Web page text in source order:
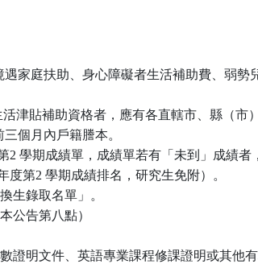
家庭扶助、身心障礙者生活補助費、弱
津貼補助資格者，應有各直轄市、縣（市
個月內戶籍謄本。
2 學期成績單，成績單若有「未到」成績者
度第2 學期成績排名，研究生免附）。
生錄取名單」。
公告第八點）
證明文件、英語專業課程修課證明或其他